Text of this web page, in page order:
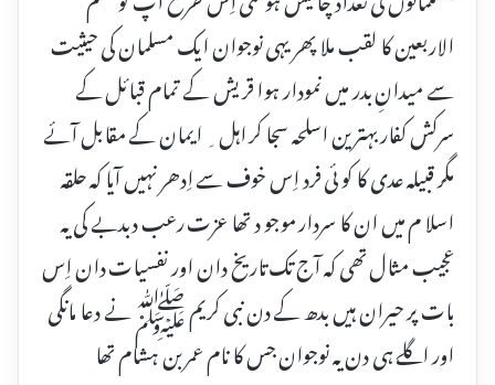
الاربعین کا لقب ملا پھر یہی نوجوان ایک مسلمان کی حیثیت
سے میدانِ بدر میں نمودار ہوا قریش کے تمام قبائل کے
سرکش کفار بہترین اسلحہ سجا کر اہل ِ ایمان کے مقابل آئے
مگر قبیلہ عدی کا کو ئی فرد اِس خوف سے اِدھر نہیں آیا کہ حلقہ
اسلا م میں ان کا سردار موجو د تھا عزت رعب دبدبے کی یہ
عجیب مثال تھی کہ آج تک تاریخ دان اور نفسیات دان اِس
بات پر حیران ہیں بدھ کے دن نبی کریم ﷺ نے دعا مانگی
اور اگلے ہی دن یہ نوجوان جس کا نام عمر بن ہشام تھا